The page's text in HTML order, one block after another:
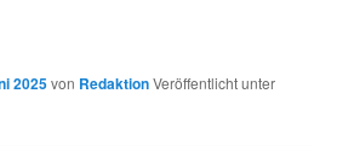
2025von RedaktionVeröffentlicht unter